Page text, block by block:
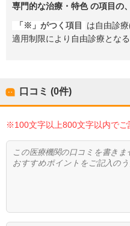
専門的な治療・特色の項目の、
「※」がつく項目
は自由診
適用制限により自由診療となる
口コミ (0件)
※100文字以上800文字以内でご